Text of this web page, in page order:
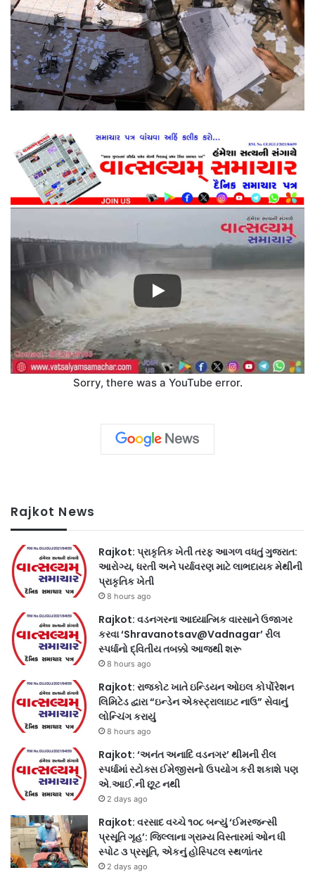
Sorry, there was a YouTube error.
Rajkot News
Rajkot: પ્રાકૃતિક ખેતી તરફ આગળ વધતું ગુજરાત:
આરોગ્ય, ધરતી અને પર્યાવરણ માટે લાભદાયક મેથીની
પ્રાકૃતિક ખેતી
8 hours ago
Rajkot: વડનગરના આધ્યાત્મિક વારસાને ઉજાગર
કરવા ‘Shravanotsav@Vadnagar’ રીલ
સ્પર્ધાનો દ્વિતીય તબક્કો આજથી શરૂ
8 hours ago
Rajkot: રાજકોટ ખાતે ઇન્ડિયન ઓઇલ કોર્પોરેશન
લિમિટેડ દ્વારા “ઇન્ડેન એક્સ્ટ્રાલાઇટ નાઉ” સેવાનું
લોન્ચિંગ કરાયું
8 hours ago
Rajkot: ‘અનંત અનાદિ વડનગર’ થીમની રીલ
સ્પર્ધામાં સ્ટોક્સ ઈમેજીસનો ઉપયોગ કરી શકાશે પણ
એ.આઈ.ની છૂટ નથી
2 days ago
Rajkot: વરસાદ વચ્ચે ૧૦૮ બન્યું ‘ઈમરજન્સી
પ્રસૂતિ ગૃહ’: જિલ્લાના ગ્રામ્ય વિસ્તારમાં ઓન ધી
સ્પોટ ૩ પ્રસૂતિ, એકનું હોસ્પિટલ સ્થળાંતર
2 days ago